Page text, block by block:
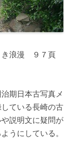
き浪漫 ９７頁
期日本古写真メ
ている長崎の古
説明文に疑問が
うにしている。